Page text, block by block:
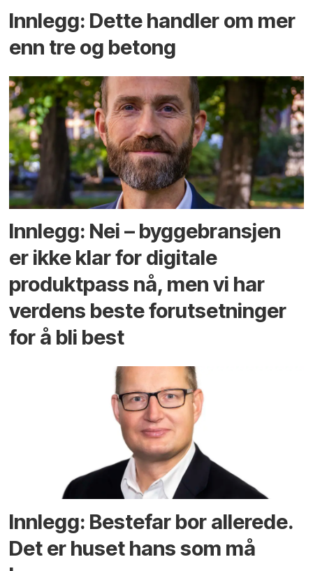
Innlegg: Dette handler om mer
enn tre og betong
Innlegg: Nei – byggebransjen
er ikke klar for digitale
produktpass nå, men vi har
verdens beste forutsetninger
for å bli best
Innlegg: Bestefar bor allerede.
Det er huset hans som må